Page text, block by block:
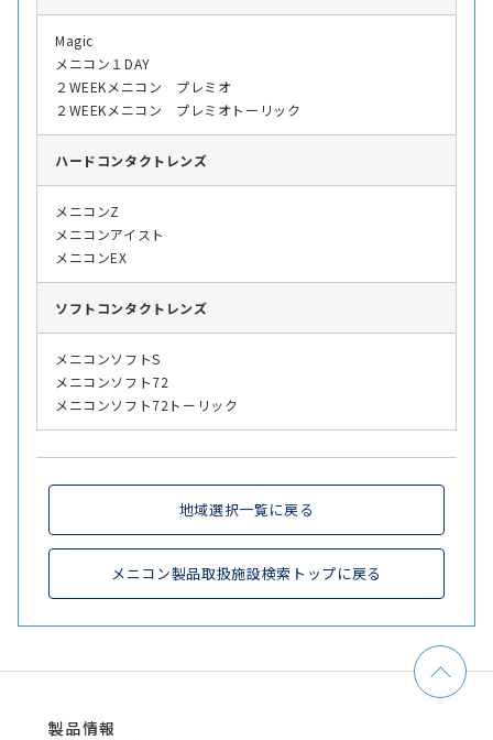
Magic
メニコン１DAY
２WEEKメニコン プレミオ
２WEEKメニコン プレミオトーリック
ハード コンタクトレンズ
メニコンZ
メニコンアイスト
メニコンEX
ソフト コンタクトレンズ
メニコンソフトS
メニコンソフト72
メニコンソフト72トーリック
地域選択一覧に戻る
メニコン製品取扱施設検索トップに戻る
製品情報